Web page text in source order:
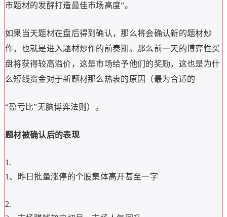
市题材的发酵打造最佳市场高度”。
如果当天题材在盘后得到确认，那么将会确认新的题材炒
作，也就是进入题材炒作的前奏期。那么前一天的博弈性买
盘将获得较高溢价，这是市场给予他们的奖励，这也是为什
么短线资金对于新题材那么热衷的原因（最为合适的
“盈亏比”无脑博弈法则）。
题材被确认后的表现
1、昨日批量涨停的个股集体高开甚至一字